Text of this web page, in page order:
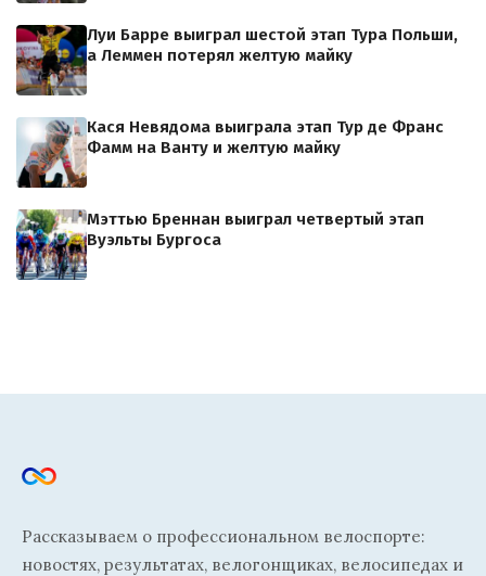
Луи Барре выиграл шестой этап Тура Польши,
а Леммен потерял желтую майку
Кася Невядома выиграла этап Тур де Франс
Фамм на Ванту и желтую майку
Мэттью Бреннан выиграл четвертый этап
Вуэльты Бургоса
Рассказываем о профессиональном велоспорте:
новостях, результатах, велогонщиках, велосипедах и